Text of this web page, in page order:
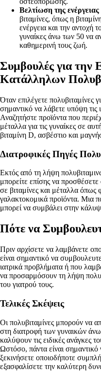
Βελτίωση της
βιταμίνες, όπως η
ενέργεια και την αντοχή
γυναίκες άνω των 50 να
καθημερινή τους ζωή.
Συμβουλές για την
Κατάλληλων
Όταν επιλέγετε πολυβιταμίνες
σημαντικό να λάβετε υπόψη τις
Αναζητήστε προϊόντα που
μέταλλα για τις γυναίκες σε
βιταμίνη D, ασβέστιο και
Διατροφικές Πηγές
Εκτός από τη λήψη
μπορείτε επίσης να
σε βιταμίνες και μέταλλα όπως
γαλακτοκομικά προϊόντα. Μια
μπορεί να συμβάλει στην
Πότε να
Πριν αρχίσετε να λαμβάνετε
είναι σημαντικό να
ιατρικά προβλήματα ή που
να προσαρμόσουν τη λήψη
του γιατρού τους.
Τελικές Σκέψεις
Οι πολυβιταμίνες μπορούν να
στη διατροφή των γυναικών
καλύψουν τις ειδικές ανάγκες
Ωστόσο, πάντα είναι σημαντικό
ξεκινήσετε οποιοδήποτε
εξασφαλίσετε την καλύτερη